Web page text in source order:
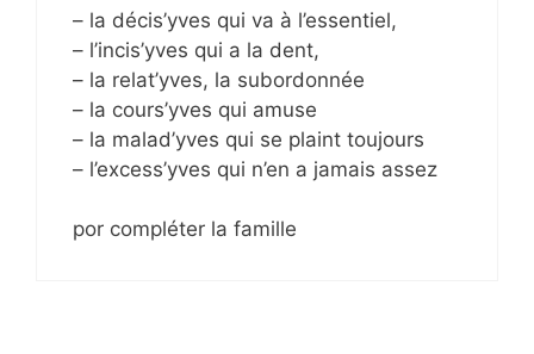
– la décis’yves qui va à l’essentiel,
– l’incis’yves qui a la dent,
– la relat’yves, la subordonnée
– la cours’yves qui amuse
– la malad’yves qui se plaint toujours
– l’excess’yves qui n’en a jamais assez
por compléter la famille